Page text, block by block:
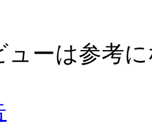
ューは参考